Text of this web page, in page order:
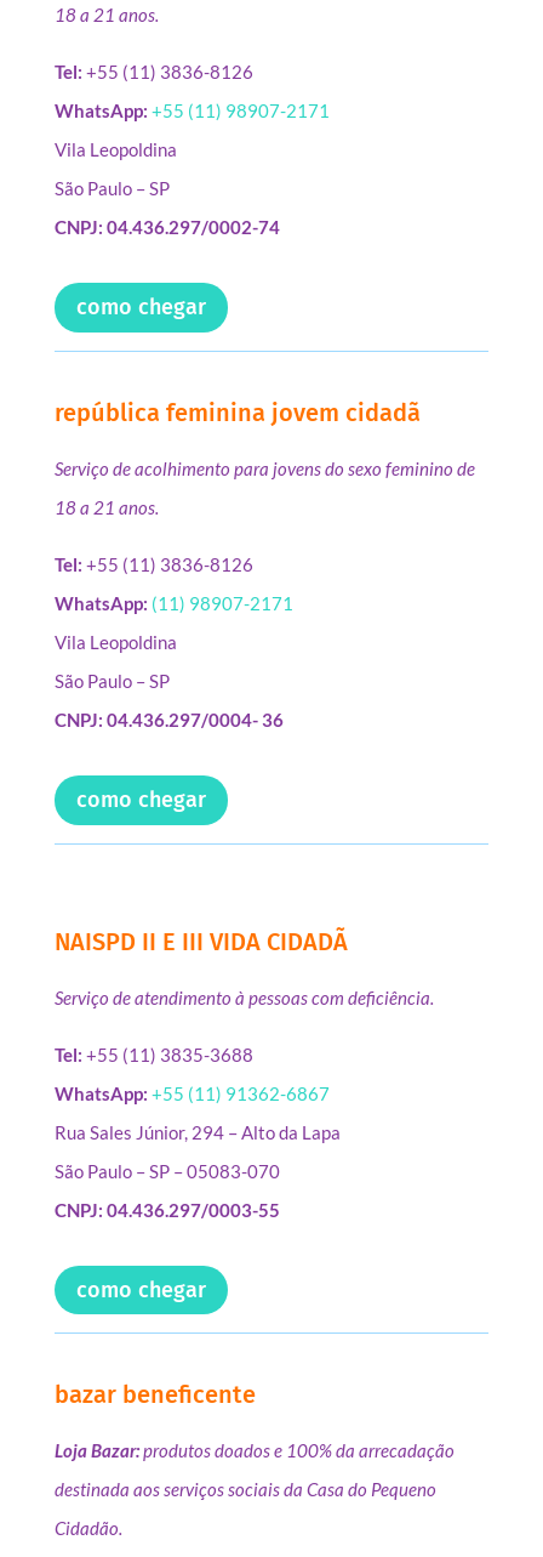
18 a 21 anos.
Tel: +55 (11) 3836-8126
WhatsApp: +55 (11) 98907-2171
Vila Leopoldina
São Paulo – SP
CNPJ: 04.436.297/0002-74
como chegar
república feminina jovem cidadã
Serviço de acolhimento para jovens do sexo feminino de
18 a 21 anos.
Tel: +55 (11) 3836-8126
WhatsApp: (11) 98907-2171
Vila Leopoldina
São Paulo – SP
CNPJ: 04.436.297/0004- 36
como chegar
NAISPD II E III VIDA CIDADÃ
Serviço de atendimento à pessoas com deficiência.
Tel: +55 (11) 3835-3688
WhatsApp: +55 (11) 91362-6867
Rua Sales Júnior, 294 – Alto da Lapa
São Paulo – SP – 05083-070
CNPJ: 04.436.297/0003-55
como chegar
bazar beneficente
Loja Bazar:produtos doados e 100% da arrecadação
destinada aos serviços sociais da Casa do Pequeno
Cidadão.